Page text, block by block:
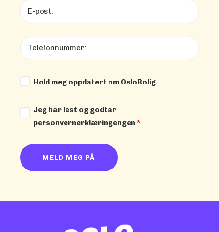
Hold meg oppdatert om OsloBolig.
Jeg har lest og godtar
personvernerklæringengen *